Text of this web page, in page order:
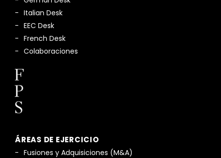
Italian Desk
EEC Desk
French Desk
Colaboraciones
ÁREAS DE EJERCICIO
Fusiones y Adquisiciones (M&A)